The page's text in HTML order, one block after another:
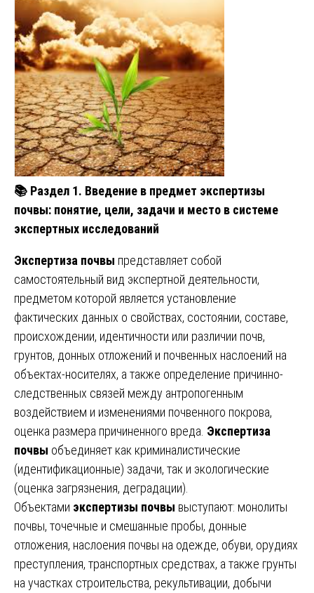
📚 Раздел 1. Введение в предмет экспертизы
почвы: понятие, цели, задачи и место в системе
экспертных исследований
Экспертиза почвы представляет собой
самостоятельный вид экспертной деятельности,
предметом которой является установление
фактических данных о свойствах, состоянии, составе,
происхождении, идентичности или различии почв,
грунтов, донных отложений и почвенных наслоений на
объектах-носителях, а также определение причинно-
следственных связей между антропогенным
воздействием и изменениями почвенного покрова,
оценка размера причиненного вреда. Экспертиза
почвы объединяет как криминалистические
(идентификационные) задачи, так и экологические
(оценка загрязнения, деградации).
Объектами экспертизы почвы выступают: монолиты
почвы, точечные и смешанные пробы, донные
отложения, наслоения почвы на одежде, обуви, орудиях
преступления, транспортных средствах, а также грунты
на участках строительства, рекультивации, добычи